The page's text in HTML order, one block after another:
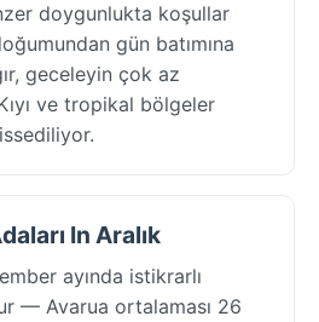
doygunlukta koşullar
gün batımına
geceleyin çok az
ve tropikal bölgeler
In Aralık
ayında istikrarlı
— Avarua ortalaması 26